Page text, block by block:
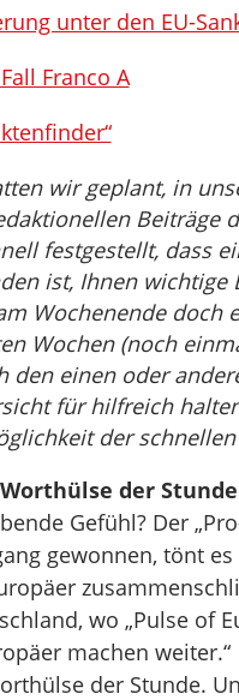
unter den EU-
Franco A
wir geplant, in
Beiträge
festgestellt, dass
ist, Ihnen wichtige
Wochenende doch
Wochen (noch
den einen oder
für hilfreich
der
der Stunde
Gefühl? Der
gewonnen, tönt
wo „Pulse of
machen weiter.“
der Stunde.